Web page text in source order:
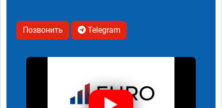
Позвонить Telegram